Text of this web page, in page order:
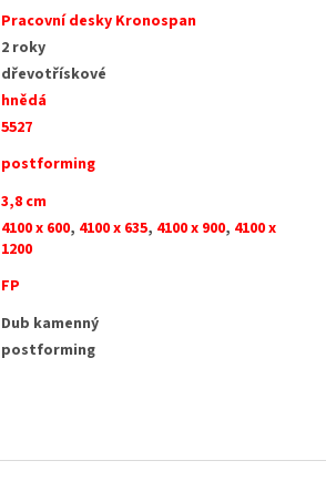
Pracovní desky Kronospan
2 roky
dřevotřískové
hnědá
5527
postforming
3,8 cm
4100 x 600, 4100 x 635, 4100 x 900, 4100 x
1200
FP
Dub kamenný
postforming